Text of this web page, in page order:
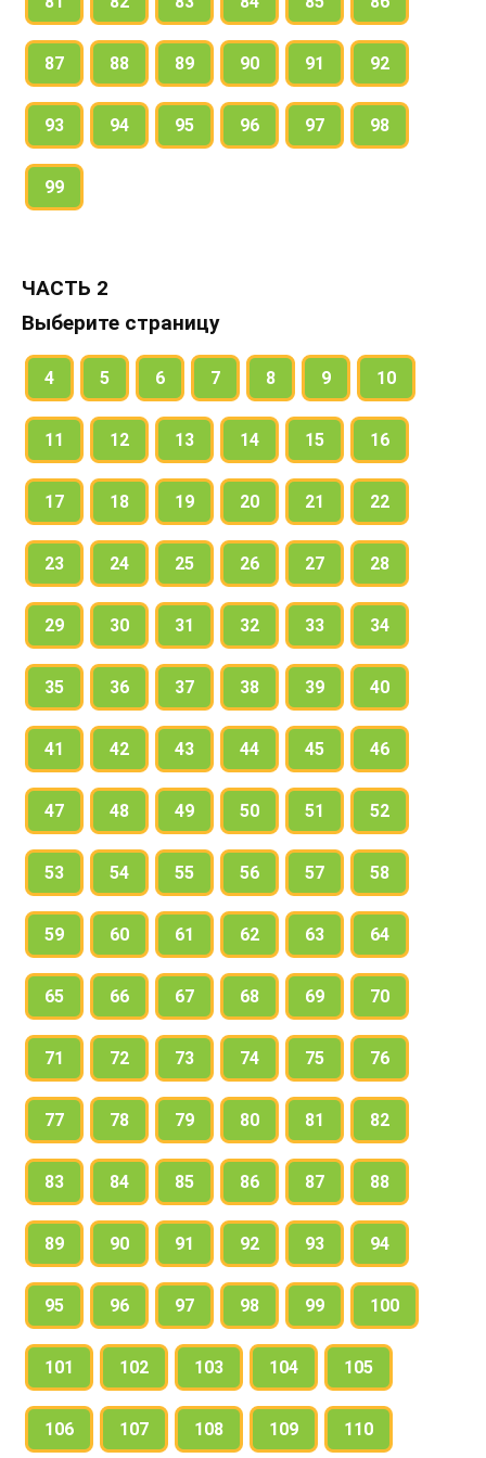
87 88 89 90 91 92
93 94 95 96 97 98
99
ЧАСТЬ 2
Выберите страницу
4 5 6 7 8 9 10
11 12 13 14 15 16
17 18 19 20 21 22
23 24 25 26 27 28
29 30 31 32 33 34
35 36 37 38 39 40
41 42 43 44 45 46
47 48 49 50 51 52
53 54 55 56 57 58
59 60 61 62 63 64
65 66 67 68 69 70
71 72 73 74 75 76
77 78 79 80 81 82
83 84 85 86 87 88
89 90 91 92 93 94
95 96 97 98 99 100
101 102 103 104 105
106 107 108 109 110